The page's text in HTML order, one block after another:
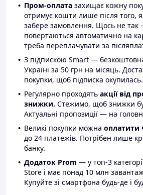
Пром-оплата захищає кожну
отримує кошти лише після того,
забере замовлення. Щось не так
повертаються автоматично на
треба переплачувати за
З підпискою Smart —
Україні за 50 грн на місяць.
покупки, щоб підписка окупилась.
Регулярно проходять акції від
знижки. Стежимо, щоб знижки
Актуальні пропозиції — на
Великі покупки можна оплатити
до 24 платежів. Потрібен лише
банку.
Додаток Prom — у топ-3
Store і має понад 10 млн
Купуйте зі смартфона будь-де і